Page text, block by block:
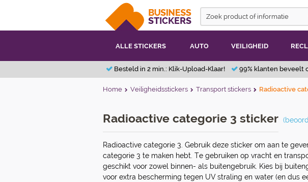
ALLE STICKERS AUTO VEILIGHEID
Besteld in 2 min.: Klik-Upload-Klaar! 99% klanten beveelt
Home Veiligheidsstickers Transport stickers Radioactive
Radioactive categorie 3 sticker
Radioactive categorie 3. Gebruik deze sticker om aan te
categorie 3 te maken hebt. Te gebruiken op vracht en
geschikt voor zowel binnen- als buitengebruik. Kies bij
voor extra bescherming tegen UV straling en water (en dus